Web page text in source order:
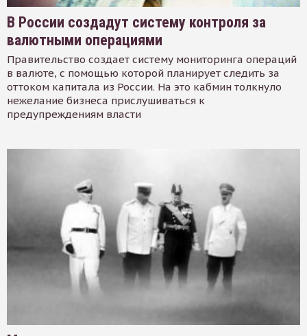
В России создадут систему контроля за
валютными операциями
Правительство создает систему мониторинга операций
в валюте, с помощью которой планирует следить за
оттоком капитала из России. На это кабмин толкнуло
нежелание бизнеса прислушиваться к
предупреждениям власти